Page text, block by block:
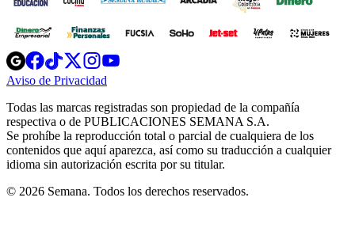
Opens
in
new
Opens
in
new
Opens
in
new
window
Opens
new
windowwindow
Aviso de Privacidad
new
window
Todas las marcas registradas son propiedad de la compañía
respectiva o de PUBLICACIONES SEMANA S.A.
Se prohíbe la reproducción total o parcial de cualquiera de los
contenidos que aquí aparezca, así como su traducción a cualquier
idioma sin autorización escrita por su titular.
© 2026 Semana. Todos los derechos reservados.